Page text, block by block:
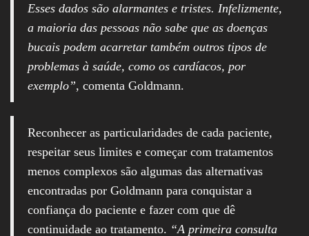
Esses dados são alarmantes e tristes. Infelizmente,
a maioria das pessoas não sabe que as doenças
bucais podem acarretar também outros tipos de
problemas à saúde, como os cardíacos, por
exemplo”, comenta Goldmann.
Reconhecer as particularidades de cada paciente,
respeitar seus limites e começar com tratamentos
menos complexos são algumas das alternativas
encontradas por Goldmann para conquistar a
confiança do paciente e fazer com que dê
continuidade ao tratamento. “A primeira consulta